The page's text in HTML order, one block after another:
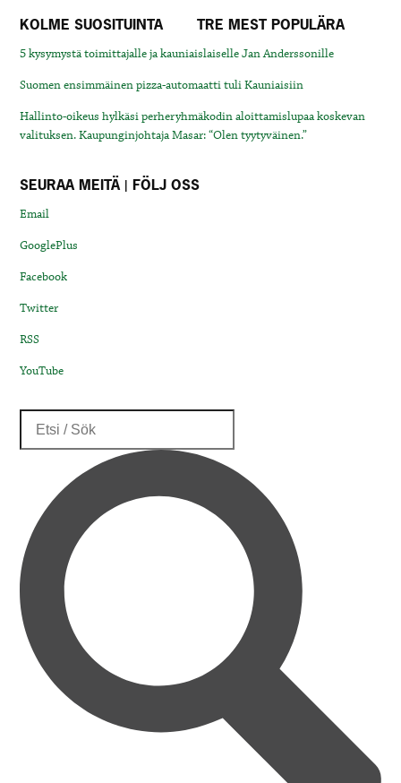
KOLME SUOSITUINTA TRE MEST POPULÄRA
5 kysymystä toimittajalle ja kauniaislaiselle Jan Anderssonille
Suomen ensimmäinen pizza-automaatti tuli Kauniaisiin
Hallinto-oikeus hylkäsi perheryhmäkodin aloittamislupaa koskevan
valituksen. Kaupunginjohtaja Masar: “Olen tyytyväinen.”
SEURAA MEITÄ | FÖLJ OSS
Email
GooglePlus
Facebook
Twitter
RSS
YouTube